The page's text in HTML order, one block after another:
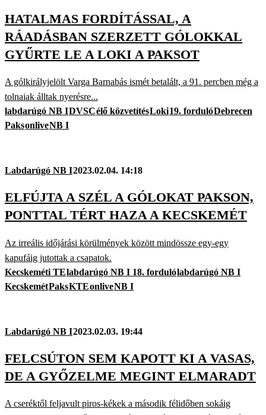
HATALMAS FORDÍTÁSSAL, A
RÁADÁSBAN SZERZETT GÓLOKKAL
GYŰRTE LE A LOKI A PAKSOT
A gólkirályjelölt Varga Barnabás ismét betalált, a 91. percben még a
tolnaiak álltak nyerésre...
labdarúgó NB IDVSCélő közvetítésLoki19. fordulóDebrecen
PaksonliveNB I
Labdarúgó NB I2023.02.04. 14:18
ELFÚJTA A SZÉL A GÓLOKAT PAKSON,
PONTTAL TÉRT HAZA A KECSKEMÉT
Az irreális időjárási körülmények között mindössze egy-egy
kapufáig jutottak a csapatok.
Kecskeméti TElabdarúgó NB I 18. fordulólabdarúgó NB I
KecskemétPaksKTEonliveNB I
Labdarúgó NB I2023.02.03. 19:44
FELCSÚTON SEM KAPOTT KI A VASAS,
DE A GYŐZELME MEGINT ELMARADT
A cseréktől feljavult piros-kékek a második félidőben sokáig